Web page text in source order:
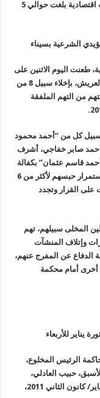
في يوليو/تموز 2013، حيث قدمت لمصر مساعدات اقتصادية بلغت حوالي 5
طعنت اليوم الاثنين على
الحكم الصادر أمس من محكمة الاستئناف العالي بالعريش، بإخلاء سبيل 8 من
من التهم الملفقة
.
سبيل كل من “أحمد محمود
صابر خفاجي، أشرف
قاسم عثمان” بكفالة
ألف جنية على كل واحد منهم، بعد استمرار حبسهم لأكثر من 6
على القرار وتجدد
المخلى سبيلهم، تهم
وإتلاف المنشآت
الدفاع عن المفرج عنهم،
أمام محكمة
يناير للأربعاء
الرئيس المخلوع،
حبيب العادلي،
/
كانون الثاني 2011،